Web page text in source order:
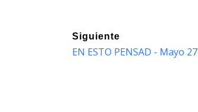
Siguiente
EN ESTO PENSAD - Mayo 27